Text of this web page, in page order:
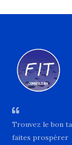
Trouvez le bon
faites prospérer